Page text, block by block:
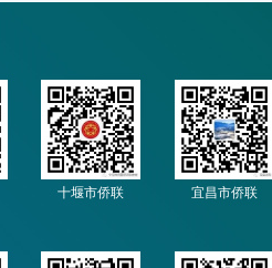
十堰市侨联 宜昌市侨联